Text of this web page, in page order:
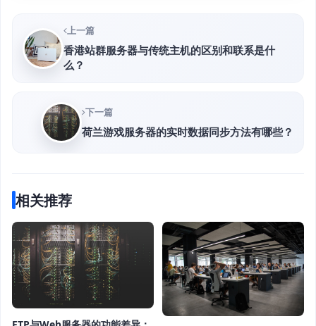
上一篇
香港站群服务器与传统主机的区别和联系是什
么？
下一篇
荷兰游戏服务器的实时数据同步方法有哪些？
相关推荐